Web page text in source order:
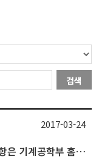
검색
[공지] 멀티스케일기계설계전공 공지사항은 기계공학부 홈페이지에서 확인 가능
2017-03-24